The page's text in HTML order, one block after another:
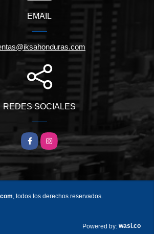
EMAIL
REDES SOCIALES
FacebookInstagram
, todos los derechos reservados.
Powered by: wasi.co